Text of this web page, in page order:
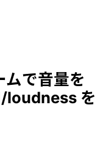
ムで音量を
loudness を